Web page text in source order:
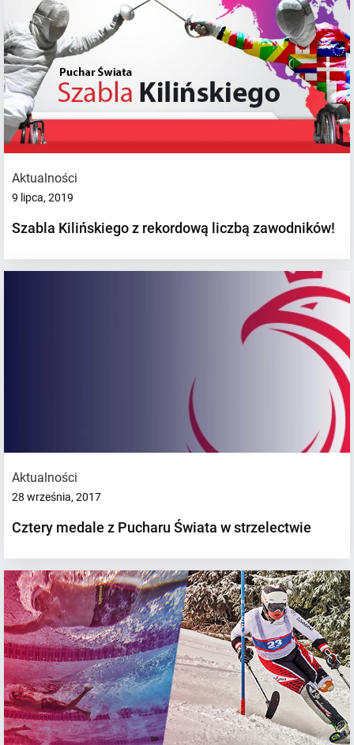
Aktualności
9 lipca, 2019
Szabla Kilińskiego z rekordową liczbą zawodników!
Aktualności
28 września, 2017
Cztery medale z Pucharu Świata w strzelectwie